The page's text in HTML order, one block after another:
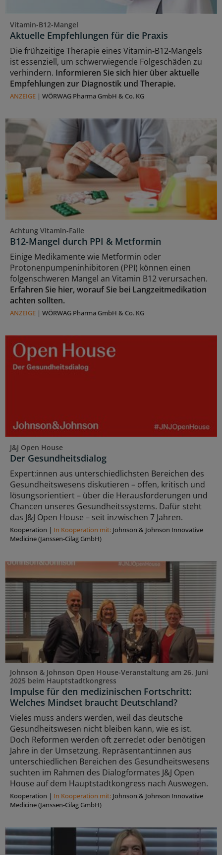
Vitamin-B12-Mangel
Aktuelle Empfehlungen für die Praxis
Die frühzeitige Therapie eines Vitamin-B12-Mangels
ist essenziell, um schwerwiegende Folgeschäden zu
verhindern. Informieren Sie sich hier über aktuelle
Empfehlungen zur Diagnostik und Therapie.
ANZEIGE | WÖRWAG Pharma GmbH & Co. KG
Achtung Vitamin-Falle
B12-Mangel durch PPI & Metformin
Einige Medikamente wie Metformin oder
Protonenpumpeninhibitoren (PPI) können einen
folgenschweren Mangel an Vitamin B12 verursachen.
Erfahren Sie hier, worauf Sie bei Langzeitmedikation
achten sollten.
ANZEIGE | WÖRWAG Pharma GmbH & Co. KG
J&J Open House
Der Gesundheitsdialog
Expert:innen aus unterschiedlichsten Bereichen des
Gesundheitswesens diskutieren – offen, kritisch und
lösungsorientiert – über die Herausforderungen und
Chancen unseres Gesundheitssystems. Dafür steht
das J&J Open House – seit inzwischen 7 Jahren.
Kooperation | In Kooperation mit: Johnson & Johnson Innovative
Medicine (Janssen-Cilag GmbH)
Johnson & Johnson Open House-Veranstaltung am 26. Juni
2025 beim Hauptstadtkongress
Impulse für den medizinischen Fortschritt:
Welches Mindset braucht Deutschland?
Vieles muss anders werden, weil das deutsche
Gesundheitswesen nicht bleiben kann, wie es ist.
Doch Reformen werden oft zerredet oder benötigen
Jahre in der Umsetzung. Repräsentant:innen aus
unterschiedlichen Bereichen des Gesundheitswesens
suchten im Rahmen des Dialogformates J&J Open
House auf dem Hauptstadtkongress nach Auswegen.
Kooperation | In Kooperation mit: Johnson & Johnson Innovative
Medicine (Janssen-Cilag GmbH)